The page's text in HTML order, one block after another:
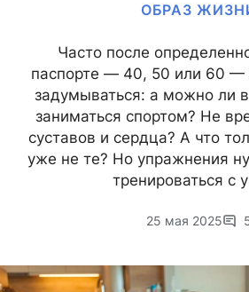
ОБРАЗ
Часто после
паспорте — 40, 50 или 60
задумываться: а можно ли
заниматься спортом? Не
суставов и сердца? А что
уже не те? Но упражнения
тренироваться с
25 мая 2025